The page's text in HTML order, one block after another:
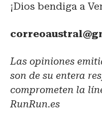
¡Dios bendiga a
Las opiniones
son de su entera
comprometen la
RunRun.es